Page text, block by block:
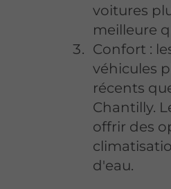
voitures
meilleure
Confort :
véhicules
récents
Chantilly.
offrir des
d'eau.